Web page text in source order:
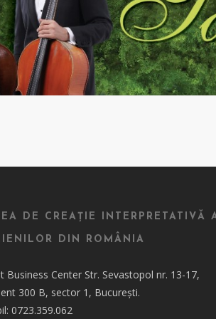
DE CREAȚIE INTERPRETATIVĂ
DIN ROMÂNIA
Business Center Str. Sevastopol nr. 13-17,
300 B, sector 1, București.
0723.359.062